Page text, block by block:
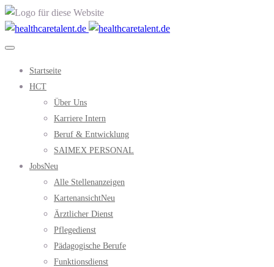
Startseite
HCT
Über Uns
Karriere Intern
Beruf & Entwicklung
SAIMEX PERSONAL
JobsNeu
Alle Stellenanzeigen
KartenansichtNeu
Ärztlicher Dienst
Pflegedienst
Pädagogische Berufe
Funktionsdienst